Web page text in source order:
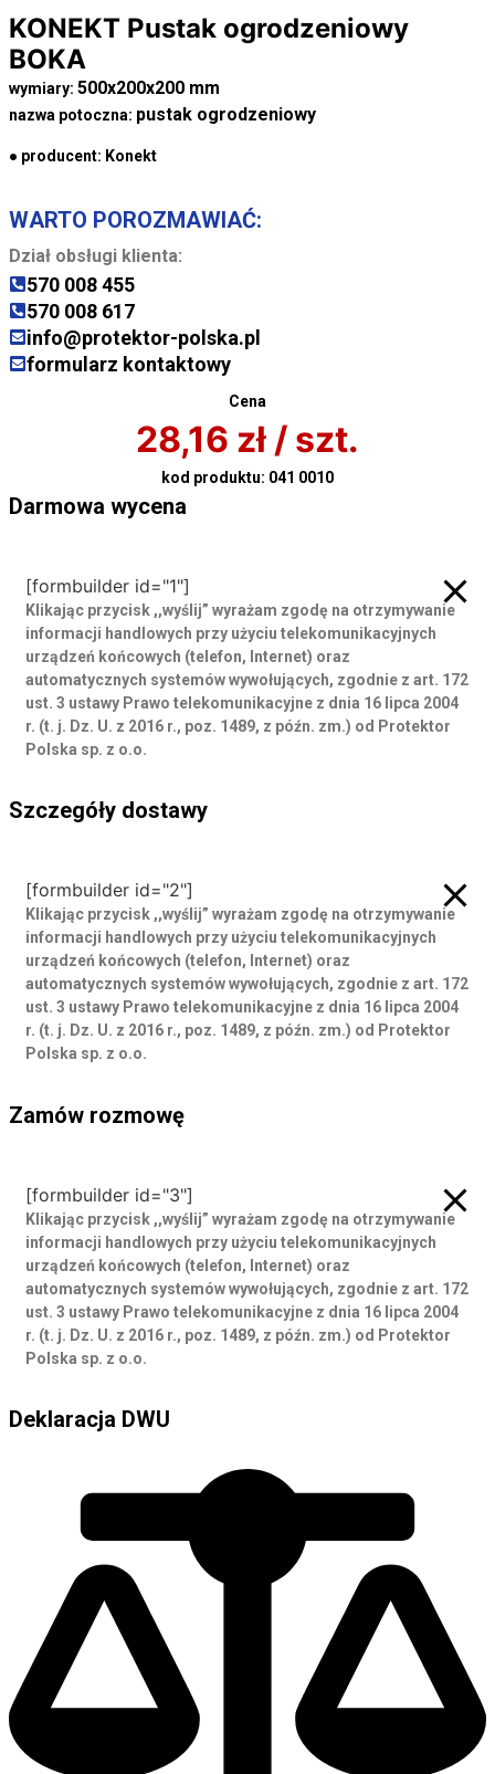
KONEKT Pustak ogrodzeniowy
BOKA
wymiary: 500x200x200 mm
nazwa potoczna: pustak ogrodzeniowy
● producent: Konekt
WARTO POROZMAWIAĆ:
Dział obsługi klienta:
570 008 455
570 008 617
info@protektor-polska.pl
formularz kontaktowy
Cena
28,16 zł / szt.
kod produktu: 041 0010
Darmowa wycena
[formbuilder id="1"]
Klikając przycisk ,,wyślij” wyrażam zgodę na otrzymywanie
informacji handlowych przy użyciu telekomunikacyjnych
urządzeń końcowych (telefon, Internet) oraz
automatycznych systemów wywołujących, zgodnie z art. 172
ust. 3 ustawy Prawo telekomunikacyjne z dnia 16 lipca 2004
r. (t. j. Dz. U. z 2016 r., poz. 1489, z późn. zm.) od Protektor
Polska sp. z o.o.
Szczegóły dostawy
[formbuilder id="2"]
Klikając przycisk ,,wyślij” wyrażam zgodę na otrzymywanie
informacji handlowych przy użyciu telekomunikacyjnych
urządzeń końcowych (telefon, Internet) oraz
automatycznych systemów wywołujących, zgodnie z art. 172
ust. 3 ustawy Prawo telekomunikacyjne z dnia 16 lipca 2004
r. (t. j. Dz. U. z 2016 r., poz. 1489, z późn. zm.) od Protektor
Polska sp. z o.o.
Zamów rozmowę
[formbuilder id="3"]
Klikając przycisk ,,wyślij” wyrażam zgodę na otrzymywanie
informacji handlowych przy użyciu telekomunikacyjnych
urządzeń końcowych (telefon, Internet) oraz
automatycznych systemów wywołujących, zgodnie z art. 172
ust. 3 ustawy Prawo telekomunikacyjne z dnia 16 lipca 2004
r. (t. j. Dz. U. z 2016 r., poz. 1489, z późn. zm.) od Protektor
Polska sp. z o.o.
Deklaracja DWU